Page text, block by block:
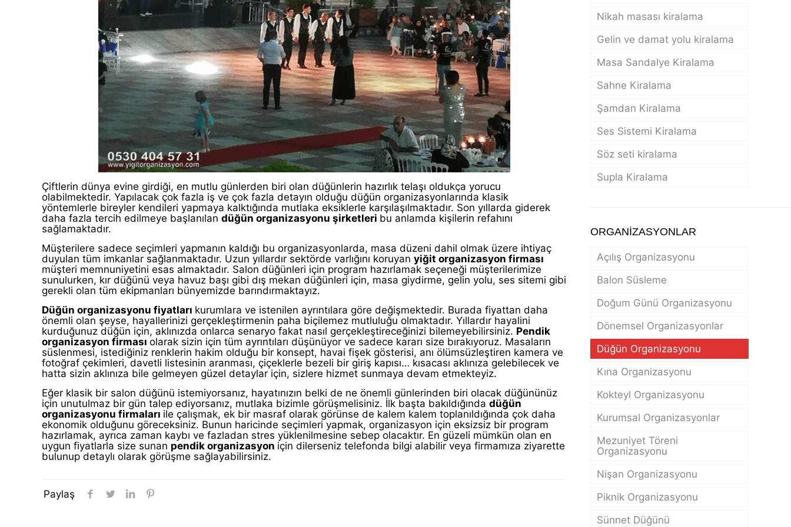
Çiftlerin dünya evine girdiği, en mutlu günlerden biri olan düğünlerin hazırlık telaşı oldukça yorucu
olabilmektedir. Yapılacak çok fazla iş ve çok fazla detayın olduğu düğün organizasyonlarında klasik
yöntemlerle bireyler kendileri yapmaya kalktığında mutlaka eksiklerle karşılaşılmaktadır. Son yıllarda giderek
daha fazla tercih edilmeye başlanılandüğün organizasyonu şirketleri bu anlamda kişilerin refahını
sağlamaktadır.
Müşterilere sadece seçimleri yapmanın kaldığı bu organizasyonlarda, masa düzeni dahil olmak üzere ihtiyaç
duyulan tüm imkanlar sağlanmaktadır. Uzun yıllardır sektörde varlığını koruyanyiğit organizasyon firması
müşteri memnuniyetini esas almaktadır. Salon düğünleri için program hazırlamak seçeneği müşterilerimize
sunulurken, kır düğünü veya havuz başı gibi dış mekan düğünleri için, masa giydirme, gelin yolu, ses sitemi gibi
gerekli olan tüm ekipmanları bünyemizde barındırmaktayız.
Düğün organizasyonu fiyatları kurumlara ve istenilen ayrıntılara göre değişmektedir. Burada fiyattan daha
önemli olan şeyse, hayallerinizi gerçekleştirmenin paha biçilemez mutluluğu olmaktadır. Yıllardır hayalini
kurduğunuz düğün için, aklınızda onlarca senaryo fakat nasıl gerçekleştireceğinizi bilemeyebilirsiniz. Pendik
organizasyon firmasıolarak sizin için tüm ayrıntıları düşünüyor ve sadece kararı size bırakıyoruz. Masaların
süslenmesi, istediğiniz renklerin hakim olduğu bir konsept, havai fişek gösterisi, anı ölümsüzleştiren kamera ve
fotoğraf çekimleri, davetli listesinin aranması, çiçeklerle bezeli bir giriş kapısı… kısacası aklınıza gelebilecek ve
hatta sizin aklınıza bile gelmeyen güzel detaylar için, sizlere hizmet sunmaya devam etmekteyiz.
Eğer klasik bir salon düğünü istemiyorsanız, hayatınızın belki de ne önemli günlerinden biri olacak düğününüz
için unutulmaz bir gün talep ediyorsanız, mutlaka bizimle görüşmelisiniz. İlk başta bakıldığındadüğün
organizasyonu firmaları ile çalışmak, ek bir masraf olarak görünse de kalem kalem toplanıldığında çok daha
ekonomik olduğunu göreceksiniz. Bunun haricinde seçimleri yapmak, organizasyon için eksizsiz bir program
hazırlamak, ayrıca zaman kaybı ve fazladan stres yüklenilmesine sebep olacaktır. En güzeli mümkün olan en
uygun fiyatlarla size sunan pendik organizasyon için dilerseniz telefonda bilgi alabilir veya firmamıza ziyarette
bulunup detaylı olarak görüşme sağlayabilirsiniz.
Paylaş
Nikah masası kiralama
Gelin ve damat yolu kiralama
Masa Sandalye Kiralama
Sahne Kiralama
Şamdan Kiralama
Ses Sistemi Kiralama
Söz seti kiralama
Supla Kiralama
ORGANİZASYONLAR
Açılış Organizasyonu
Balon Süsleme
Doğum Günü Organizasyonu
Dönemsel Organizasyonlar
Düğün Organizasyonu
Kına Organizasyonu
Kokteyl Organizasyonu
Kurumsal Organizasyonlar
Mezuniyet Töreni
Organizasyonu
Nişan Organizasyonu
Piknik Organizasyonu
Sünnet Düğünü